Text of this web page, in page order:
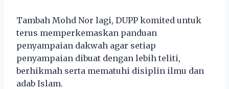
Tambah Mohd Nor lagi, DUPP komited untuk
terus memperkemaskan panduan
penyampaian dakwah agar setiap
penyampaian dibuat dengan lebih teliti,
berhikmah serta mematuhi disiplin ilmu dan
adab Islam.